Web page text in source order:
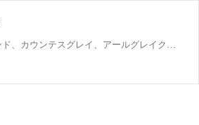
イギリスの紅茶で有名なフォートナム・アンド・メイソンを紹介します。我が家では定番として嗜んでますよ。今回、購入したのは、クリステニングブレンド、カウンテスグレイ、アールグレイクラシック・原産国名英国・輸入者株式会社 ユーハイム神戸市中央区港島中町７－７－